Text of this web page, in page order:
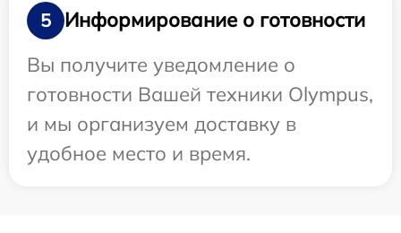
5
Информирование о готовности
Вы получите уведомление о
готовности Вашей техники Olympus,
и мы организуем доставку в
удобное место и время.